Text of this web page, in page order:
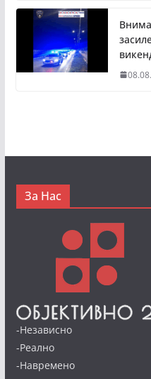
За Нас
-Независно
-Реално
-Навремено